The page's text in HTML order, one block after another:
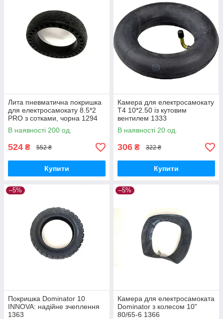
Лита пневматична покришка
для електросамокату 8.5*2
PRO з сотками, чорна 1294
В наявності 200 од.
524 ₴ 552 ₴
Купити
Камера для електросамокату
Т4 10*2.50 із кутовим
вентилем 1333
В наявності 20 од.
306 ₴ 322 ₴
Купити
–5%
Покришка Dominator 10
INNOVA: надійне зчеплення
1363
–5%
Камера для електросамоката
Dominator з колесом 10"
80/65-6 1366